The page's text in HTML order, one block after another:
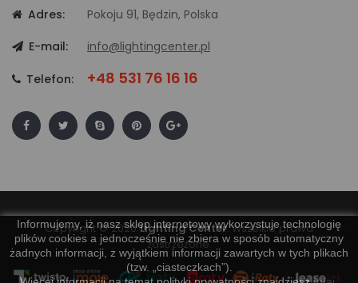
Informujemy, iż nasz sklep internetowy wykorzystuje technologię
plików cookies a jednocześnie nie zbiera w sposób automatyczny
żadnych informacji, z wyjątkiem informacji zawartych w tych plikach
(tzw. „ciasteczkach”).
Adres:
Pokoju 91, Będzin, Polska
E-mail:
info@lightingcenter.pl
Telefon: +48 531 76 16 16
Copyright © 2020Lighting Center. Wszelkie prawa
zastrzeżone.